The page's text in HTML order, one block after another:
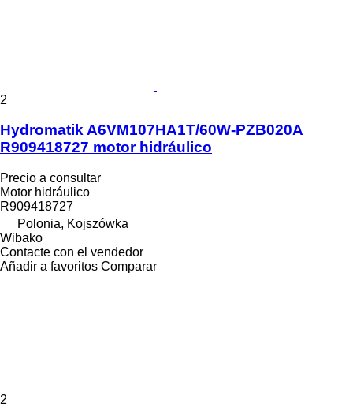
2
Hydromatik A6VM107HA1T/60W-PZB020A
R909418727 motor hidráulico
Precio a consultar
Motor hidráulico
R909418727
Polonia, Kojszówka
Wibako
Contacte con el vendedor
Añadir a favoritos Comparar
2